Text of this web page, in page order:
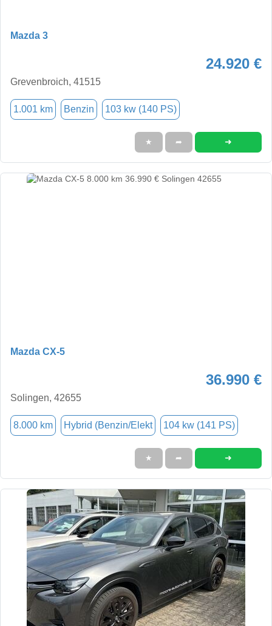
Mazda 3
24.920 €
Grevenbroich, 41515
1.001 km Benzin 103 kw (140 PS)
★ ➦ ➜
Mazda CX-5
36.990 €
Solingen, 42655
8.000 km Hybrid (Benzin/Elekt 104 kw (141 PS)
★ ➦ ➜